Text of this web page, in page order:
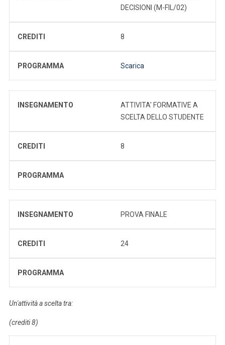
DECISIONI (M-FIL/02)
CREDITI 8
PROGRAMMA Scarica
INSEGNAMENTO
ATTIVITA' FORMATIVE A
SCELTA DELLO STUDENTE
CREDITI 8
PROGRAMMA
INSEGNAMENTO PROVA FINALE
CREDITI 24
PROGRAMMA
Un'attività a scelta tra:
(crediti 8)